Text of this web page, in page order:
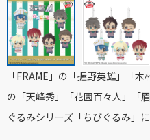
「FRAME」の「握野英雄」「
の「天峰秀」「花園百々人」「
ぐるみシリーズ「ちびぐるみ」